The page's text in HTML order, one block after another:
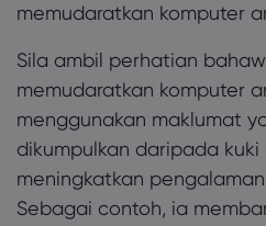
memudaratkan komputer
Sila ambil perhatian
memudaratkan komputer
menggunakan maklumat
dikumpulkan daripada
meningkatkan
Sebagai contoh, ia